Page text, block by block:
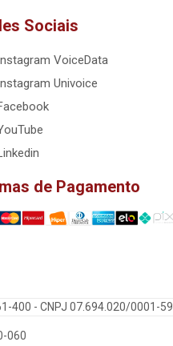
Sociais
VoiceData
Univoice
de Pagamento
400 - CNPJ 07.694.020/0001-59
060